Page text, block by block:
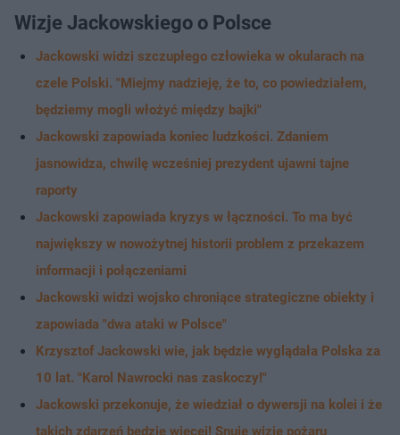
Wizje Jackowskiego o Polsce
Jackowski widzi szczupłego człowieka w okularach na
czele Polski. "Miejmy nadzieję, że to, co powiedziałem,
będziemy mogli włożyć między bajki"
Jackowski zapowiada koniec ludzkości. Zdaniem
jasnowidza, chwilę wcześniej prezydent ujawni tajne
raporty
Jackowski zapowiada kryzys w łączności. To ma być
największy w nowożytnej historii problem z przekazem
informacji i połączeniami
Jackowski widzi wojsko chroniące strategiczne obiekty i
zapowiada "dwa ataki w Polsce"
Krzysztof Jackowski wie, jak będzie wyglądała Polska za
10 lat. "Karol Nawrocki nas zaskoczy!"
Jackowski przekonuje, że wiedział o dywersji na kolei i że
takich zdarzeń będzie więcej! Snuje wizję pożaru